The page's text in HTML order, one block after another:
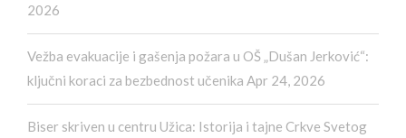
2026
Vežba evakuacije i gašenja požara u OŠ „Dušan Jerković“:
ključni koraci za bezbednost učenika Apr 24, 2026
Biser skriven u centru Užica: Istorija i tajne Crkve Svetog